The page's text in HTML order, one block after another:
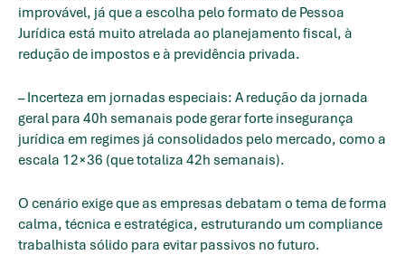
improvável, já que a escolha pelo formato de Pessoa
Jurídica está muito atrelada ao planejamento fiscal, à
redução de impostos e à previdência privada.
– Incerteza em jornadas especiais: A redução da jornada
geral para 40h semanais pode gerar forte insegurança
jurídica em regimes já consolidados pelo mercado, como a
escala 12×36 (que totaliza 42h semanais).
O cenário exige que as empresas debatam o tema de forma
calma, técnica e estratégica, estruturando um compliance
trabalhista sólido para evitar passivos no futuro.